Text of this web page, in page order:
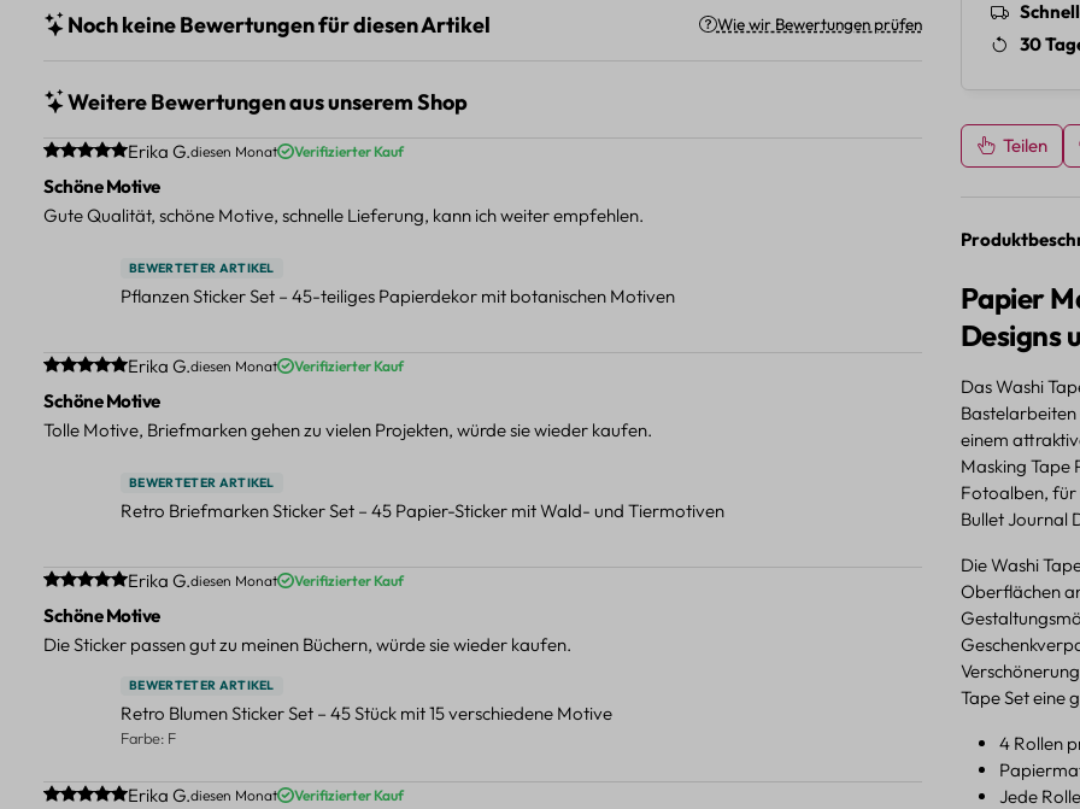
30
Teilen
Papier
Designs
Das Washi
einem
Masking Tape
Fotoalben, für
Bullet Journal
Die Washi
Oberflächen
Tape Set eine
4 Rollen
Jede
Noch keine Bewertungen für diesen Artikel Wie wir Bewertungen prüfen
Weitere Bewertungen aus unserem Shop
Durchschnittliche Bewertung von 5 von 5 Sternen
Erika G.diesen Monat Verifizierter Kauf
Schöne Motive
Gute Qualität, schöne Motive, schnelle Lieferung, kann ich weiter empfehlen.
BEWERTETER ARTIKEL
Pflanzen Sticker Set – 45-teiliges Papierdekor mit botanischen Motiven
Durchschnittliche Bewertung von 5 von 5 Sternen
Erika G.diesen Monat Verifizierter Kauf
Schöne Motive
Tolle Motive, Briefmarken gehen zu vielen Projekten, würde sie wieder kaufen.
BEWERTETER ARTIKEL
Retro Briefmarken Sticker Set – 45 Papier-Sticker mit Wald- und Tiermotiven
Durchschnittliche Bewertung von 5 von 5 Sternen
Erika G.diesen Monat Verifizierter Kauf
Schöne Motive
Die Sticker passen gut zu meinen Büchern, würde sie wieder kaufen.
BEWERTETER ARTIKEL
Retro Blumen Sticker Set – 45 Stück mit 15 verschiedene Motive
Farbe: F
Durchschnittliche Bewertung von 5 von 5 Sternen
Erika G.diesen Monat Verifizierter Kauf